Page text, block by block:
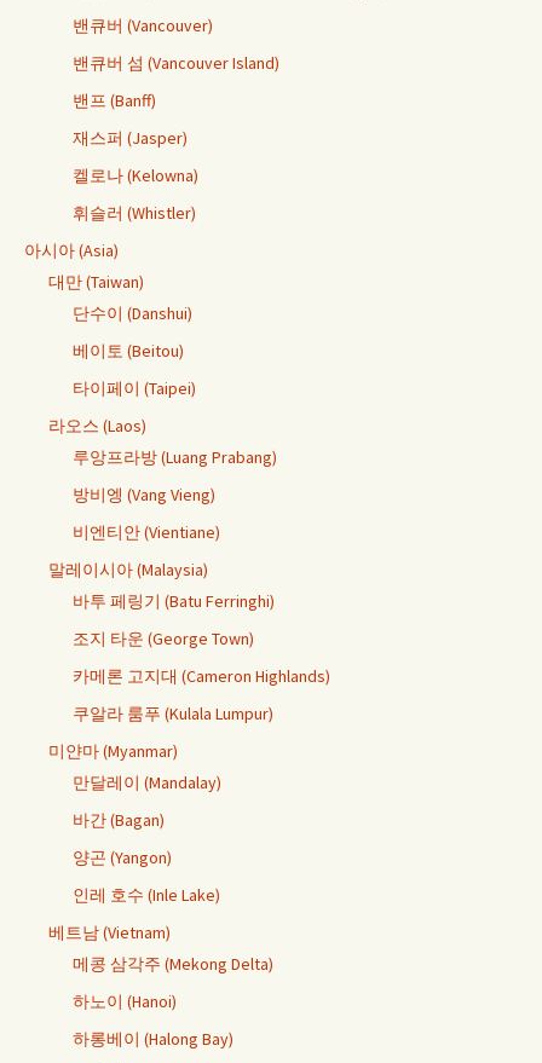
밴큐버 (Vancouver)
밴큐버 섬 (Vancouver Island)
밴프 (Banff)
재스퍼 (Jasper)
켈로나 (Kelowna)
휘슬러 (Whistler)
아시아 (Asia)
대만 (Taiwan)
단수이 (Danshui)
베이토 (Beitou)
타이페이 (Taipei)
라오스 (Laos)
루앙프라방 (Luang Prabang)
방비엥 (Vang Vieng)
비엔티안 (Vientiane)
말레이시아 (Malaysia)
바투 페링기 (Batu Ferringhi)
조지 타운 (George Town)
카메론 고지대 (Cameron Highlands)
쿠알라 룸푸 (Kulala Lumpur)
미얀마 (Myanmar)
만달레이 (Mandalay)
바간 (Bagan)
양곤 (Yangon)
인레 호수 (Inle Lake)
베트남 (Vietnam)
메콩 삼각주 (Mekong Delta)
하노이 (Hanoi)
하롱베이 (Halong Bay)